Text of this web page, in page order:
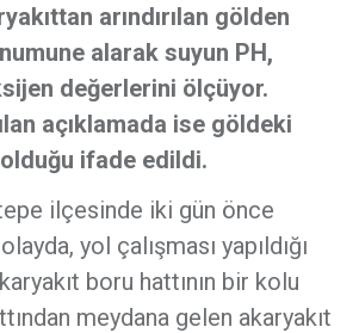
arındırılan gölden
alarak suyun PH,
değerlerini ölçüyor.
açıklamada ise göldeki
ifade edildi.
ilçesinde iki gün önce
yol çalışması yapıldığı
boru hattının bir kolu
meydana gelen akaryakıt